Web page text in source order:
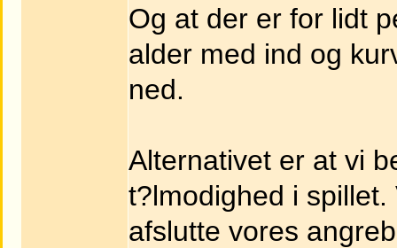
Og at der er for lidt
alder med ind og
ned.
Alternativet er at vi
t?lmodighed i
afslutte vores